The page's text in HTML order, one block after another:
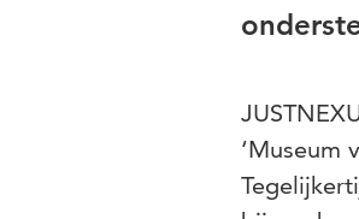
‘Museum